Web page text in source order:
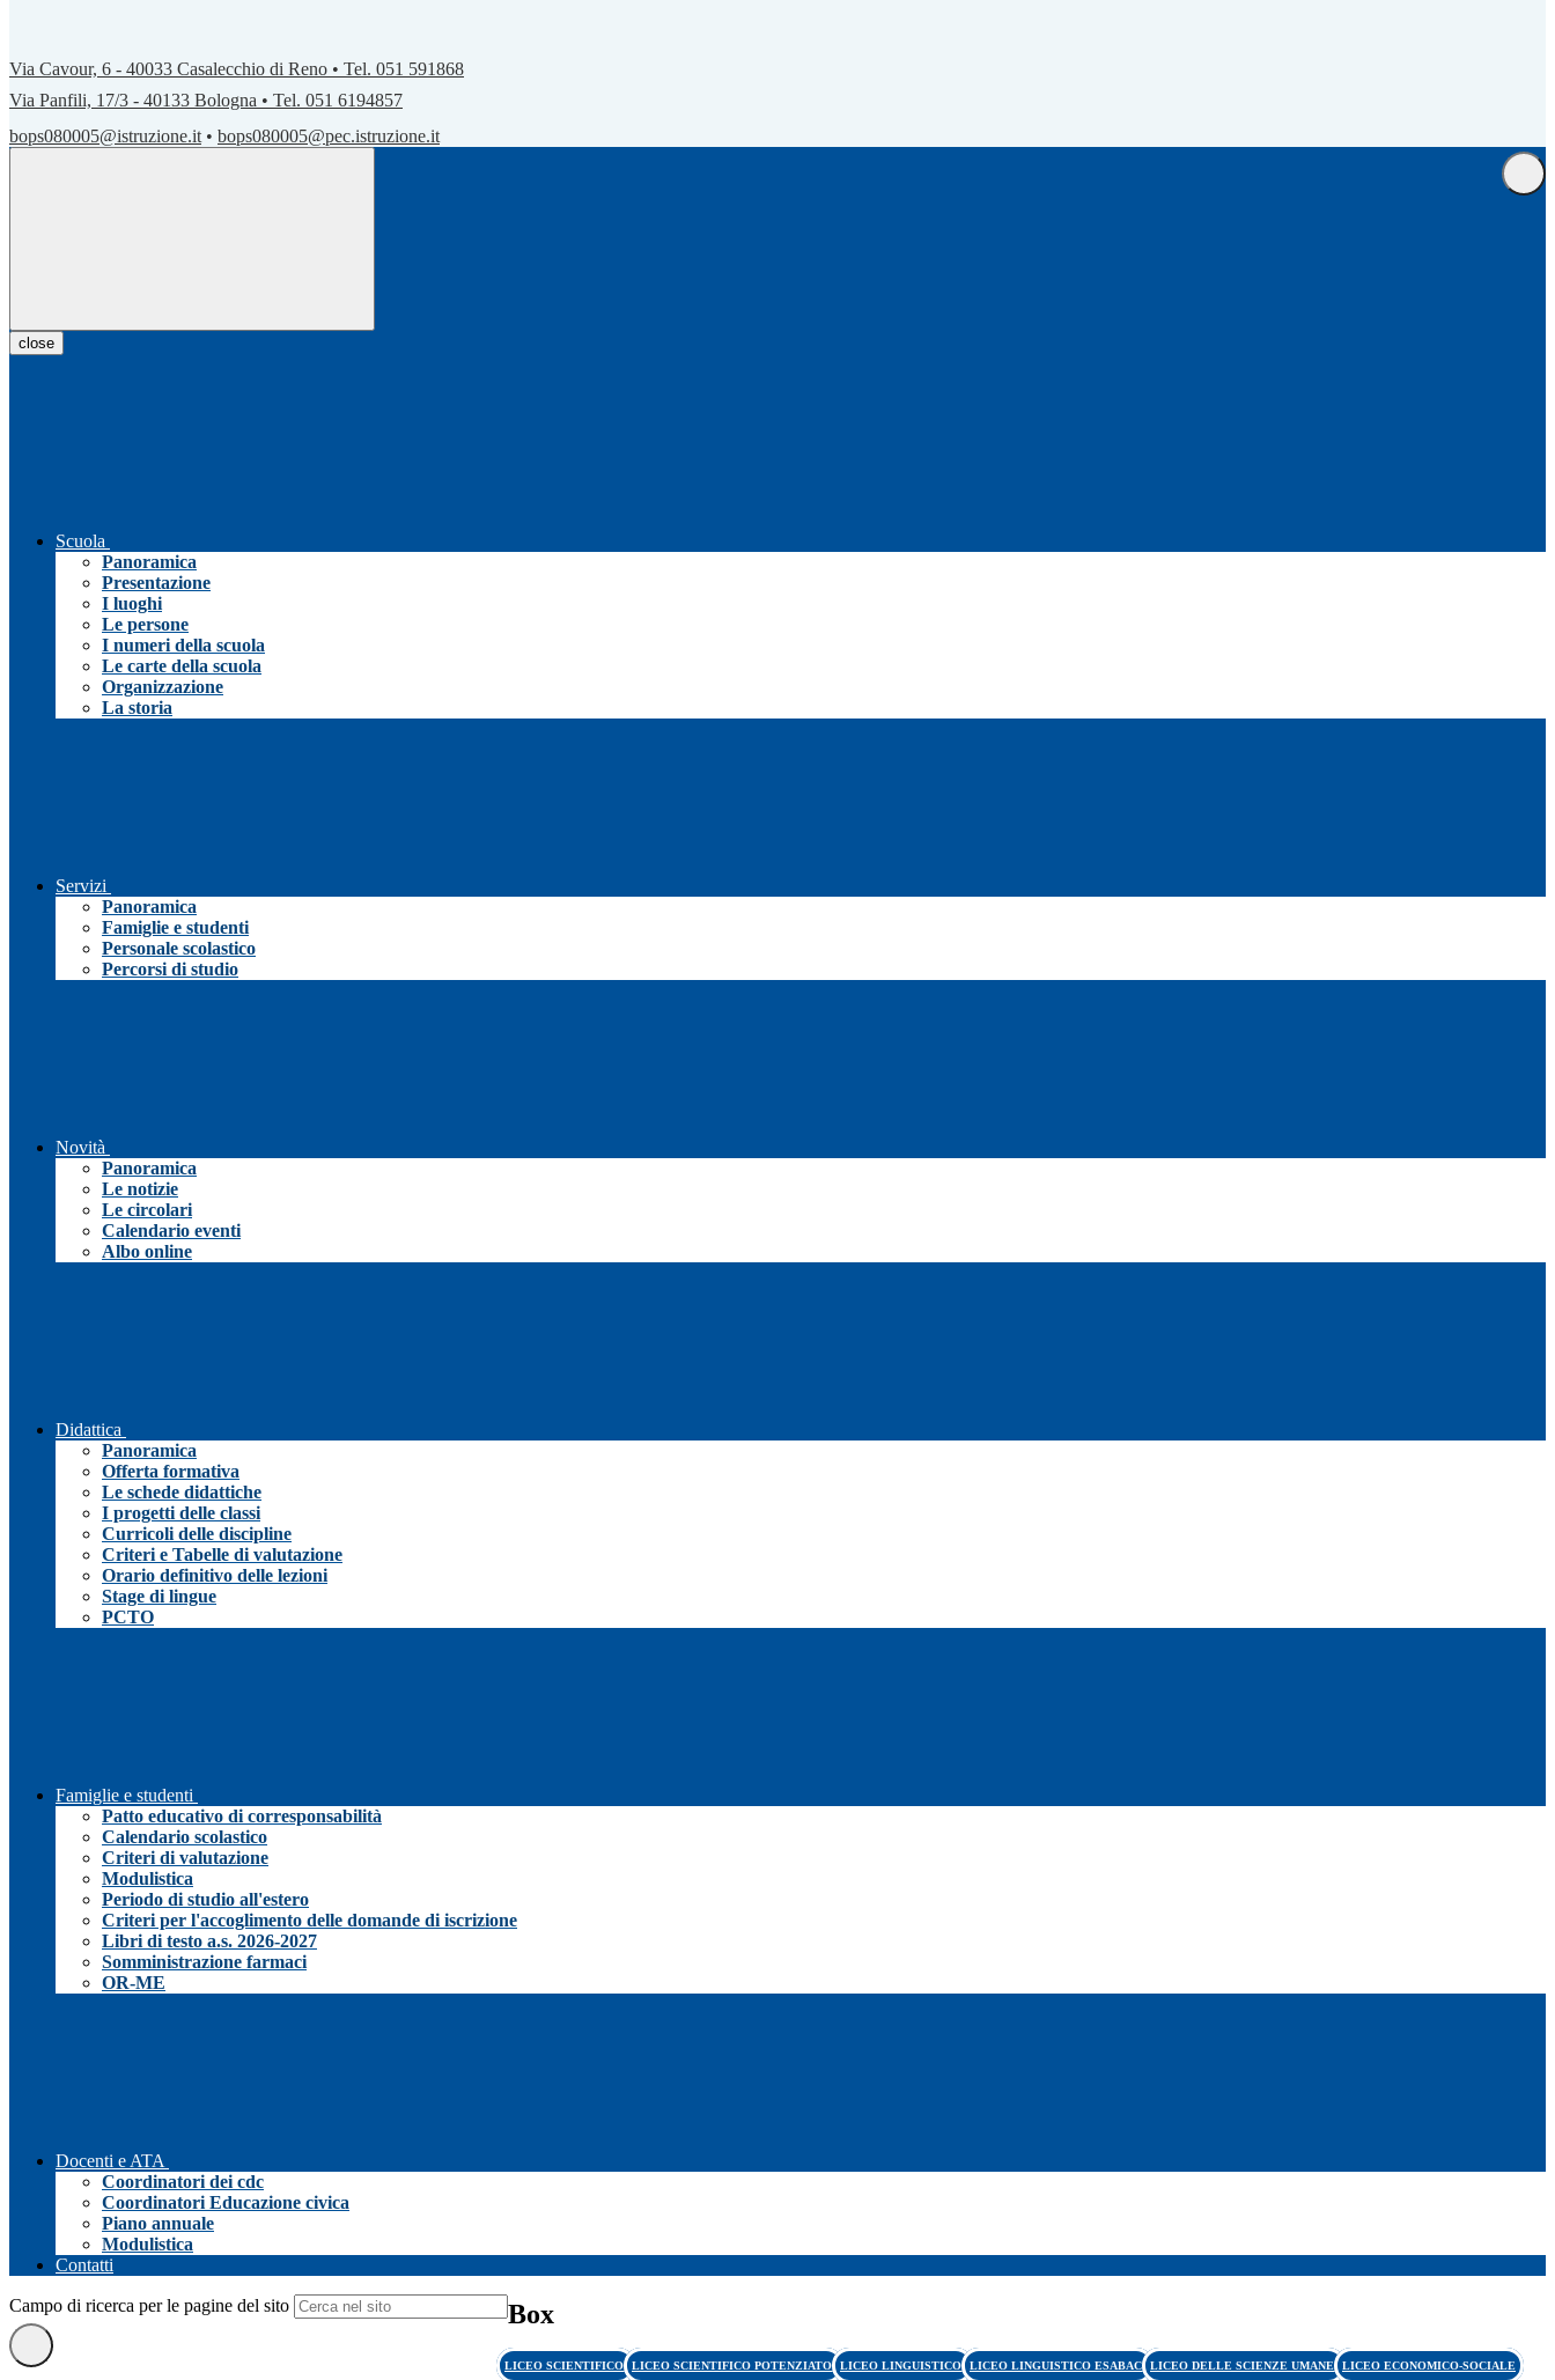
Via Cavour, 6 - 40033 Casalecchio di Reno • Tel. 051 591868
Via Panfili, 17/3 - 40133 Bologna • Tel. 051 6194857
bops080005@istruzione.it • bops080005@pec.istruzione.it
close
Scuola
Panoramica
Presentazione
I luoghi
Le persone
I numeri della scuola
Le carte della scuola
Organizzazione
La storia
Servizi
Panoramica
Famiglie e studenti
Personale scolastico
Percorsi di studio
Novità
Panoramica
Le notizie
Le circolari
Calendario eventi
Albo online
Didattica
Panoramica
Offerta formativa
Le schede didattiche
I progetti delle classi
Curricoli delle discipline
Criteri e Tabelle di valutazione
Orario definitivo delle lezioni
Stage di lingue
PCTO
Famiglie e studenti
Patto educativo di corresponsabilità
Calendario scolastico
Criteri di valutazione
Modulistica
Periodo di studio all'estero
Criteri per l'accoglimento delle domande di iscrizione
Libri di testo a.s. 2026-2027
Somministrazione farmaci
OR-ME
Docenti e ATA
Coordinatori dei cdc
Coordinatori Educazione civica
Piano annuale
Modulistica
Contatti
Campo di ricerca per le pagine del sito Box
LICEO SCIENTIFICO LICEO SCIENTIFICO POTENZIATO LICEO LINGUISTICO LICEO LINGUISTICO ESABAC LICEO DELLE SCIENZE UMANE LICEO ECONOMICO-SOCIALE